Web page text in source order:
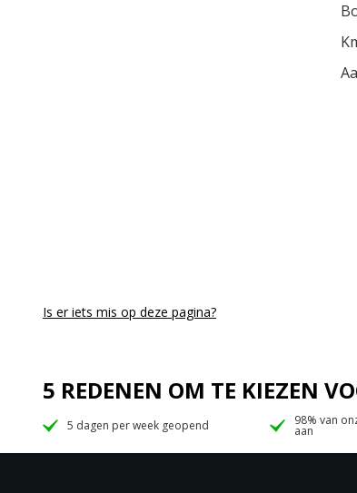
Is er iets mis op deze pagina?
5 REDENEN OM TE KIEZEN
5 dagen per week geopend 98% van
aan